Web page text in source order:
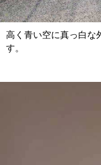
高く青い空に真っ白な
す。